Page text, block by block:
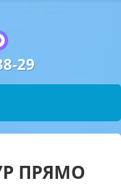
29
ПРЯМО